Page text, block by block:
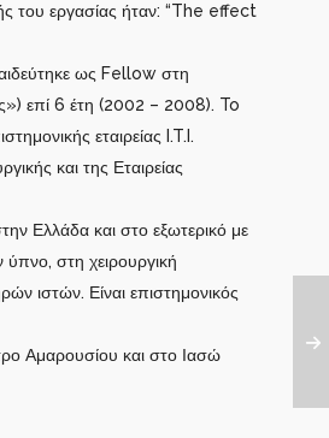
του εργασίας ήταν: “The effect
ως Fellow στη
επί 6 έτη (2002 – 2008). To
εταιρείας I.T.I.
και της Εταιρείας
Ελλάδα και στο εξωτερικό με
στη χειρουργική
ιστών. Είναι επιστημονικός
Αμαρουσίου και στο Ιασώ